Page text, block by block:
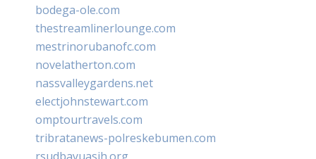
bodega-ole.com
thestreamlinerlounge.com
mestrinorubanofc.com
novelatherton.com
nassvalleygardens.net
electjohnstewart.com
omptourtravels.com
tribratanews-polreskebumen.com